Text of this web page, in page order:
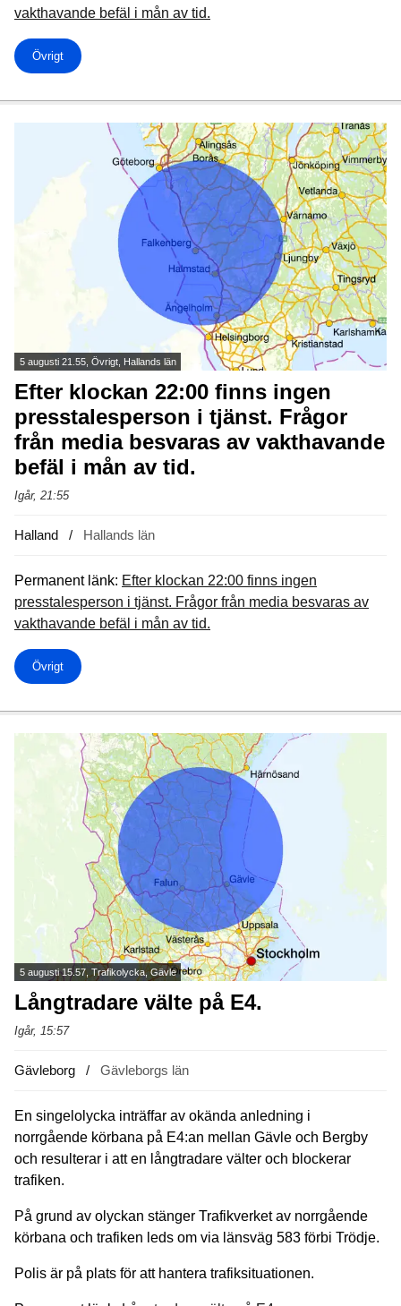
vakthavande befäl i mån av tid.
Övrigt
5 augusti 21.55, Övrigt, Hallands län
Efter klockan 22:00 finns ingen
presstalesperson i tjänst. Frågor
från media besvaras av vakthavande
befäl i mån av tid.
Igår, 21:55
Halland Hallands län
Permanent länk: Efter klockan 22:00 finns ingen
presstalesperson i tjänst. Frågor från media besvaras av
vakthavande befäl i mån av tid.
Övrigt
5 augusti 15.57, Trafikolycka, Gävle
Långtradare välte på E4.
Igår, 15:57
Gävleborg Gävleborgs län
En singelolycka inträffar av okända anledning i
norrgående körbana på E4:an mellan Gävle och Bergby
och resulterar i att en långtradare välter och blockerar
trafiken.
På grund av olyckan stänger Trafikverket av norrgående
körbana och trafiken leds om via länsväg 583 förbi Trödje.
Polis är på plats för att hantera trafiksituationen.